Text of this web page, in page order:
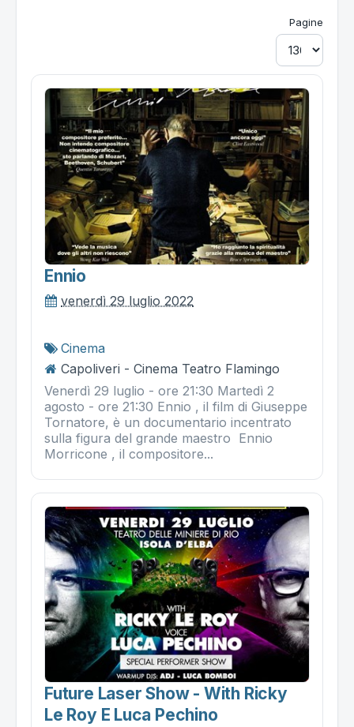
Pagine
Ennio
venerdì 29 luglio 2022
Cinema
Capoliveri - Cinema Teatro Flamingo
Venerdì 29 luglio - ore 21:30 Martedì 2
agosto - ore 21:30 Ennio , il film di Giuseppe
Tornatore, è un documentario incentrato
sulla figura del grande maestro Ennio
Morricone , il compositore...
Future Laser Show - With Ricky
Le Roy E Luca Pechino